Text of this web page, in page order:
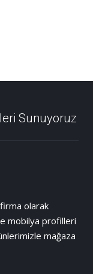
Sunuyoruz
olarak
mobilya profilleri
mağaza